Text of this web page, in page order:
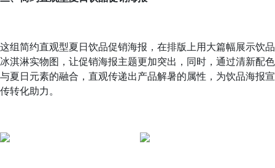
这组简约直观型夏日饮品促销海报，在排版上用大篇幅展示饮品
冰淇淋实物图，让促销海报主题更加突出，同时，通过清新配色
与夏日元素的融合，直观传递出产品解暑的属性，为饮品海报宣
传转化助力。